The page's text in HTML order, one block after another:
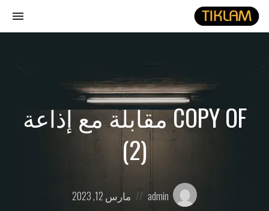
نصل
COPY OF مقابلة مع إذاعة
(2)
Posted
by:
admin
on
مارس 12, 2023